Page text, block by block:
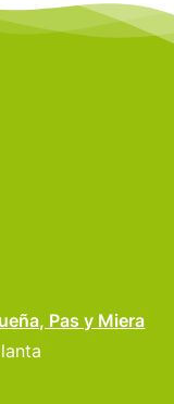
Pas y Miera